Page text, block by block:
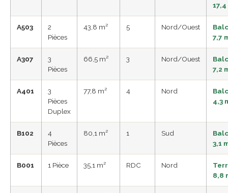
17,4
A503
2
Pièces
43,8 m² 5 Nord/Ouest
7,7
A307
3
Pièces
66,5 m² 3 Nord/Ouest
7,2
A401
3
Pièces
Duplex
77,8 m² 4 Nord
4,3
B102
4
Pièces
80,1 m² 1 Sud
3,1
B001 1 Pièce 35,1 m² RDC Nord
8,8